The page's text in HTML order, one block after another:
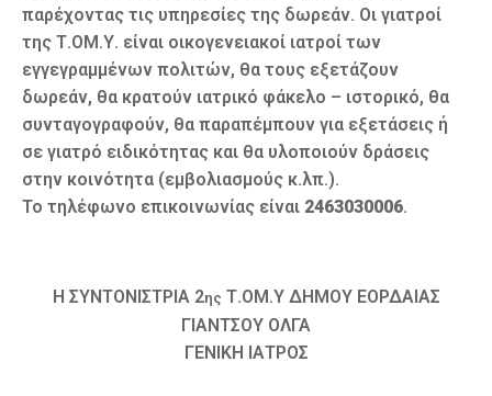
παρέχοντας τις υπηρεσίες της δωρεάν. Οι γιατροί
της Τ.ΟΜ.Υ. είναι οικογενειακοί ιατροί των
εγγεγραμμένων πολιτών, θα τους εξετάζουν
δωρεάν, θα κρατούν ιατρικό φάκελο – ιστορικό, θα
συνταγογραφούν, θα παραπέμπουν για εξετάσεις ή
σε γιατρό ειδικότητας και θα υλοποιούν δράσεις
στην κοινότητα (εμβολιασμούς κ.λπ.).
Το τηλέφωνο επικοινωνίας είναι 2463030006.
Η ΣΥΝΤΟΝΙΣΤΡΙΑ 2ης Τ.ΟΜ.Υ ΔΗΜΟΥ ΕΟΡΔΑΙΑΣ
ΓΙΑΝΤΣΟΥ ΟΛΓΑ
ΓΕΝΙΚΗ ΙΑΤΡΟΣ